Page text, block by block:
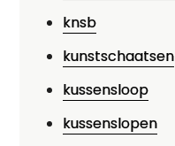
knsb
kunstschaatsen
kussensloop
kussenslopen